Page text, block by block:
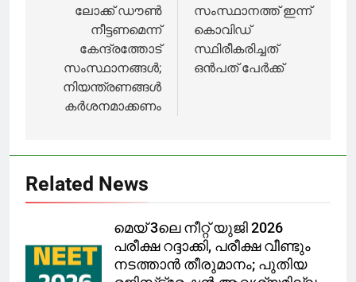
സൂചനയുമായി
ആരോഗ്യമന്ത്രി
navigation
ലോക്ക് ഡൗൺ
നീട്ടണമെന്ന്
കേന്ദ്രത്തോട്
സംസ്ഥാനങ്ങൾ;
നിയന്ത്രണങ്ങൾ
കർശനമാക്കണം
സംസ്ഥാനത്ത് ഇന്ന്
കൊവിഡ്
സ്ഥിരീകരിച്ചത്
ഒന്‍പത് പേര്‍ക്ക്
Related News
മെയ് 3ലെ നീറ്റ് യുജി 2026
പരീക്ഷ റദ്ദാക്കി, പരീക്ഷ വീണ്ടും
നടത്താൻ തീരുമാനം; പുതിയ